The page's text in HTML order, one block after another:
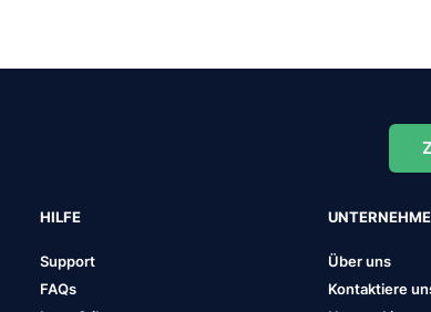
HILFE
Support
FAQs
Über uns
Kontaktiere